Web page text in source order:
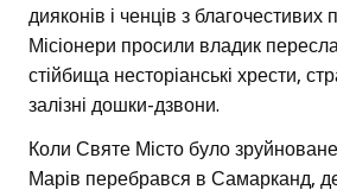
дияконів і ченців з благочестивих
Місіонери просили владик
стійбища несторіанські хрести,
залізні дошки-дзвони.
Коли Святе Місто було
Марів перебрався в Самарканд,